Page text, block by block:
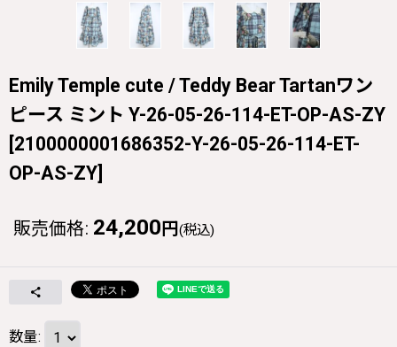
Emily Temple cute / Teddy Bear Tartanワン
ピース ミント Y-26-05-26-114-ET-OP-AS-ZY
[2100000001686352-Y-26-05-26-114-ET-
OP-AS-ZY]
販売価格: 24,200 円 (税込)
数量: